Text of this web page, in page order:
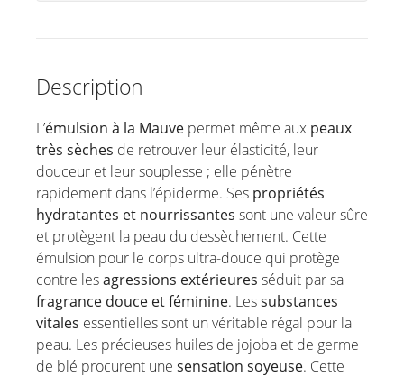
Description
L’émulsion à la Mauve permet même aux peaux
très sèches de retrouver leur élasticité, leur
douceur et leur souplesse ; elle pénètre
rapidement dans l’épiderme. Ses propriétés
hydratantes et nourrissantes sont une valeur sûre
et protègent la peau du dessèchement. Cette
émulsion pour le corps ultra-douce qui protège
contre lesagressions extérieures séduit par sa
fragrance douce et féminine. Lessubstances
vitales essentielles sont un véritable régal pour la
peau. Les précieuses huiles de jojoba et de germe
de blé procurent une sensation soyeuse. Cette